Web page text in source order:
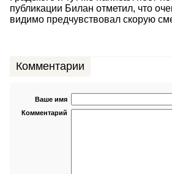
публикации Билан отметил, что
видимо предчувствовал скорую
Комментарии
Ваше имя
Комментарий